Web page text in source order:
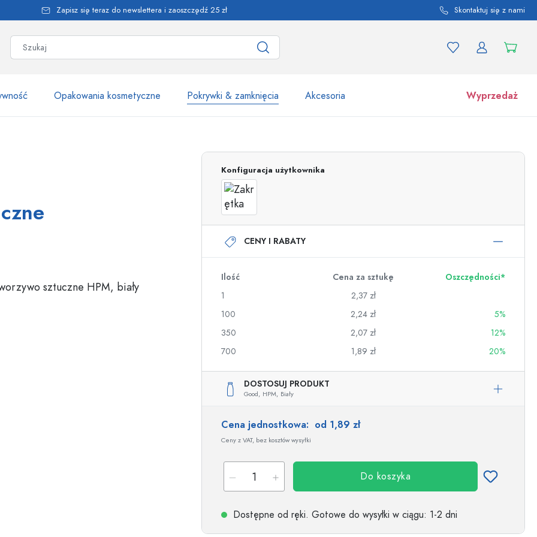
Zapisz się teraz do newslettera i zaoszczędź 25 zł Skontaktuj się z nami
Opakowania kosmetyczne Pokrywki & zamknięcia Akcesoria Wyprzedaż
Dozowniki airless
Butelki roll-on
Butelki z nadrukiem
Butelki na gin
Walentynki
Butelki ozdobne
Gąsiory i balony na wino
Słoiki
Konfiguracja użytkownika
CENY I RABATY
Ilość Cena za sztukę
Oszczędności*
1
2,37 zł
100
2,24 zł
5%
350
2,07 zł
12%
700
1,89 zł 20%
DOSTOSUJ PRODUKT
Good, HPM, Biały
Cena jednostkowa: od 1,89 zł
Ceny z VAT, bez kosztów wysyłki
Do koszyka
Dostępne od ręki. Gotowe do wysyłki w ciągu: 1-2 dni